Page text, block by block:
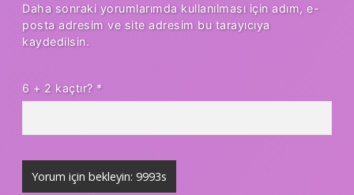
Daha sonraki yorumlarımda kullanılması için adım, e-
posta adresim ve site adresim bu tarayıcıya
kaydedilsin.
6 + 2 kaçtır? *